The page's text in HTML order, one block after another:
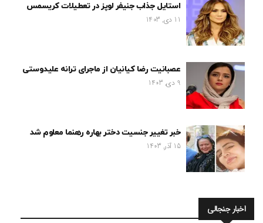
استایل جذاب جنیفر لوپز در تعطیلات کریسمس
11 دی, 1403
عصبانیت رضا کیانیان از ماجرای ترانه علیدوستی
9 دی, 1403
خبر تغییر جنسیت دختر بهاره رهنما معلوم شد
15 آذر, 1403
اخبار جنجالی